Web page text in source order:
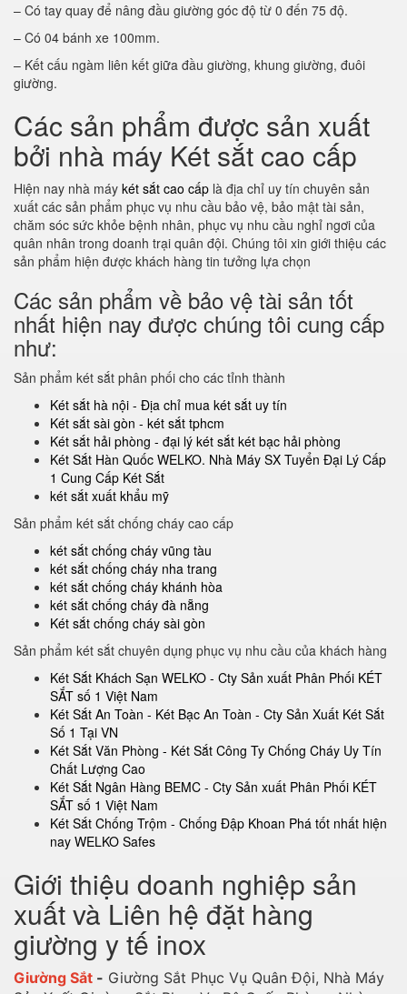
– Có tay quay để nâng đầu giường góc độ từ 0 đến 75 độ.
– Có 04 bánh xe 100mm.
– Kết cấu ngàm liên kết giữa đầu giường, khung giường, đuôi
giường.
Các sản phẩm được sản xuất
bởi nhà máy Két sắt cao cấp
Hiện nay nhà máy két sắt cao cấp là địa chỉ uy tín chuyên sản
xuất các sản phẩm phục vụ nhu cầu bảo vệ, bảo mật tài sản,
chăm sóc sức khỏe bệnh nhân, phục vụ nhu cầu nghỉ ngơi của
quân nhân trong doanh trại quân đội. Chúng tôi xin giới thiệu các
sản phẩm hiện được khách hàng tin tưởng lựa chọn
Các sản phẩm về bảo vệ tài sản tốt
nhất hiện nay được chúng tôi cung cấp
như:
Sản phẩm két sắt phân phối cho các tỉnh thành
Két sắt hà nội - Địa chỉ mua két sắt uy tín
Két sắt sài gòn - két sắt tphcm
Két sắt hải phòng - đại lý két sắt két bạc hải phòng
Két Sắt Hàn Quốc WELKO. Nhà Máy SX Tuyển Đại Lý Cấp
1 Cung Cấp Két Sắt
két sắt xuất khẩu mỹ
Sản phẩm két sắt chống cháy cao cấp
két sắt chống cháy vũng tàu
két sắt chống cháy nha trang
két sắt chống cháy khánh hòa
két sắt chống cháy đà nẵng
Két sắt chống cháy sài gòn
Sản phẩm két sắt chuyên dụng phục vụ nhu cầu của khách hàng
Két Sắt Khách Sạn WELKO - Cty Sản xuất Phân Phối KÉT
SẮT số 1 Việt Nam
Két Sắt An Toàn - Két Bạc An Toàn - Cty Sản Xuất Két Sắt
Số 1 Tại VN
Két Sắt Văn Phòng - Két Sắt Công Ty Chống Cháy Uy Tín
Chất Lượng Cao
Két Sắt Ngân Hàng BEMC - Cty Sản xuất Phân Phối KÉT
SẮT số 1 Việt Nam
Két Sắt Chống Trộm - Chống Đập Khoan Phá tốt nhất hiện
nay WELKO Safes
Giới thiệu doanh nghiệp sản
xuất và Liên hệ đặt hàng
giường y tế inox
Giường Sắt - Giường Sắt Phục Vụ Quân Đội, Nhà Máy